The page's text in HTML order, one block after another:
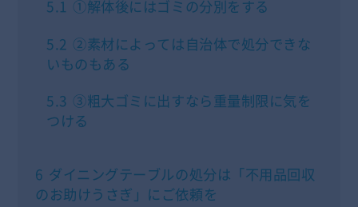
5.1 ①解体後にはゴミの分別をする
5.2 ②素材によっては自治体で処分できな
いものもある
5.3 ③粗大ゴミに出すなら重量制限に気を
つける
6 ダイニングテーブルの処分は「不用品回収
のお助けうさぎ」にご依頼を